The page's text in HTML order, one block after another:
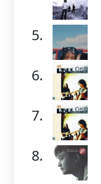
5.
6.
7.
8.